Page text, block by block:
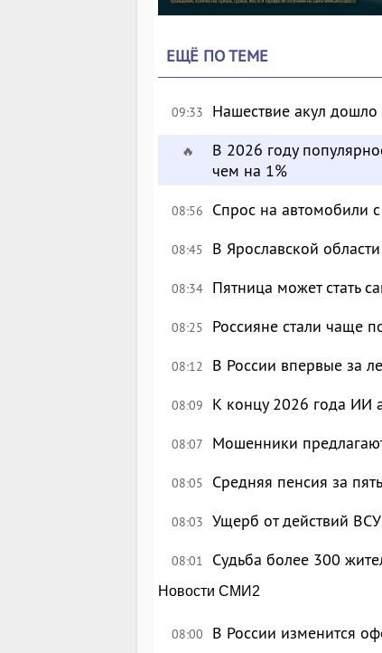
ЕЩЁ ПО ТЕМЕ
09:33 Нашествие акул
🔥
В 2026 году
чем на 1%
08:56 Спрос на автомобили
08:45 В Ярославской
08:34 Пятница может стать
08:25 Россияне стали чаще
08:12 В России впервые за
08:09 К концу 2026 года ИИ
08:07 Мошенники
08:05 Средняя пенсия за
08:03 Ущерб от действий
08:01 Судьба более 300
Новости СМИ2
08:00 В России изменится